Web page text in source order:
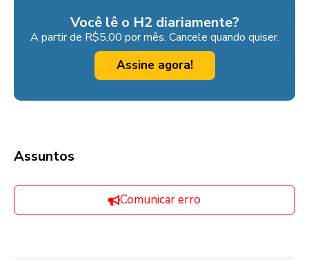
Você lê o H2 diariamente?
A partir de R$5,00 por mês. Cancele quando quiser.
Assine agora!
Assuntos
Comunicar erro